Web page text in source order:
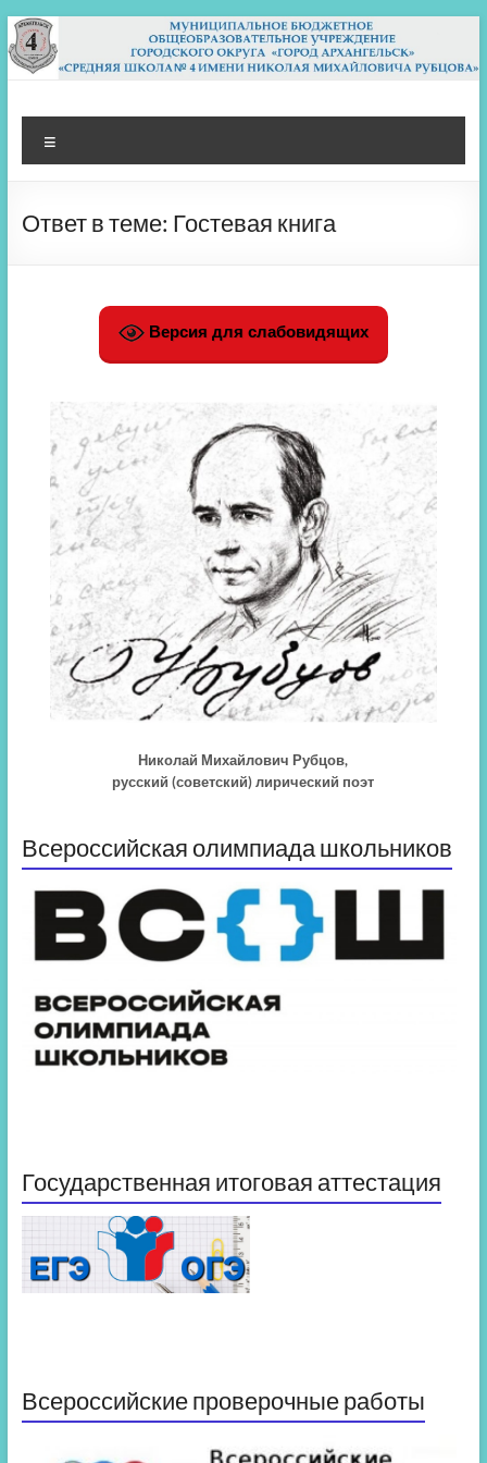
Перейти
к
содержимому
МБОУ СШ 4
Архангельск
Ответ в теме: Гостевая книга
Версия для слабовидящих
Николай Михайлович Рубцов,
русский (советский) лирический поэт
Всероссийская олимпиада школьников
Государственная итоговая аттестация
Всероссийские проверочные работы